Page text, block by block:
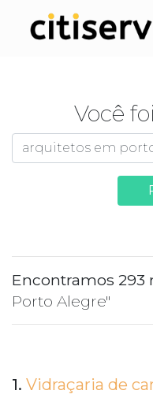
Você
Encontramos 293
Porto Alegre"
1. Vidraçaria de